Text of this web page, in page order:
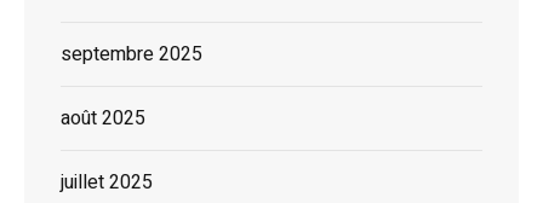
septembre 2025
août 2025
juillet 2025